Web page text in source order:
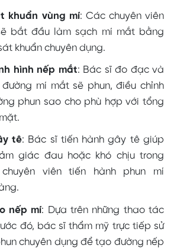
khuẩn vùng mí: Các chuyên viên
bắt đầu làm sạch mí mắt bằng
khuẩn chuyên dụng.
hình nếp mắt: Bác sĩ đo đạc và
mí mắt sẽ phun, điều chỉnh
phun sao cho phù hợp với tổng
tê: Bác sĩ tiến hành gây tê giúp
giác đau hoặc khó chịu trong
viên tiến hành phun mí
nếp mí: Dựa trên những thao tác
đó, bác sĩ thẩm mỹ trực tiếp sử
chuyên dụng để tạo đường nếp